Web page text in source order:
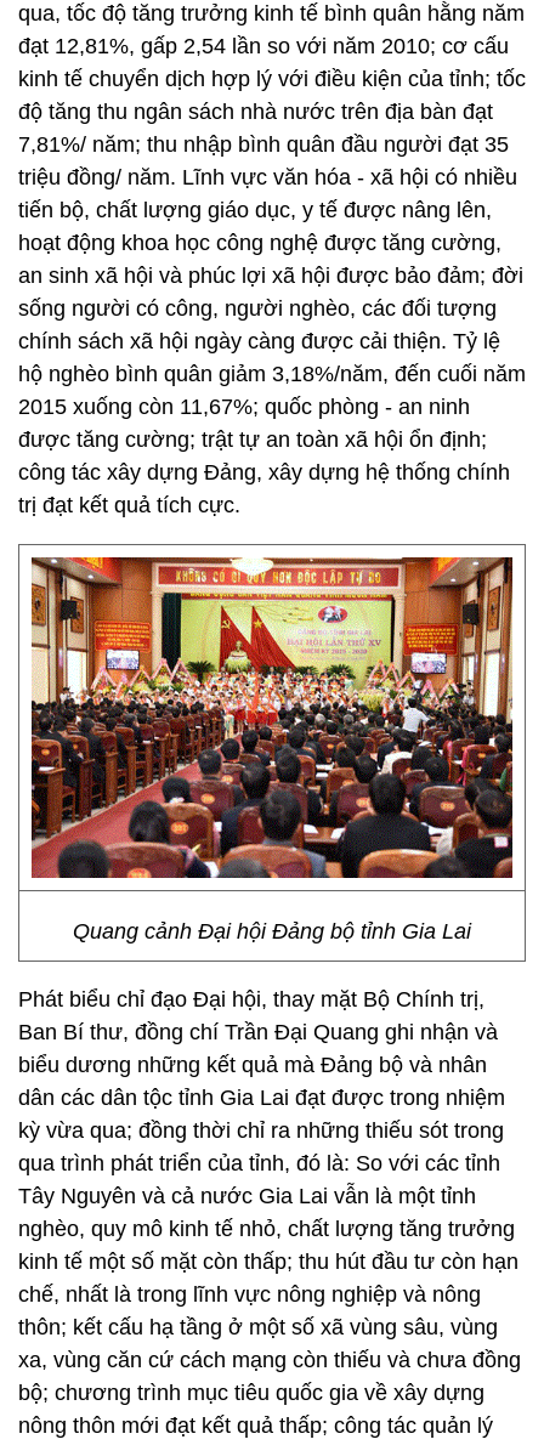
qua, tốc độ tăng trưởng kinh tế bình quân hằng năm
đạt 12,81%, gấp 2,54 lần so với năm 2010; cơ cấu
kinh tế chuyển dịch hợp lý với điều kiện của tỉnh; tốc
độ tăng thu ngân sách nhà nước trên địa bàn đạt
7,81%/ năm; thu nhập bình quân đầu người đạt 35
triệu đồng/ năm. Lĩnh vực văn hóa - xã hội có nhiều
tiến bộ, chất lượng giáo dục, y tế được nâng lên,
hoạt động khoa học công nghệ được tăng cường,
an sinh xã hội và phúc lợi xã hội được bảo đảm; đời
sống người có công, người nghèo, các đối tượng
chính sách xã hội ngày càng được cải thiện. Tỷ lệ
hộ nghèo bình quân giảm 3,18%/năm, đến cuối năm
2015 xuống còn 11,67%; quốc phòng - an ninh
được tăng cường; trật tự an toàn xã hội ổn định;
công tác xây dựng Đảng, xây dựng hệ thống chính
trị đạt kết quả tích cực.
Quang cảnh Đại hội Đảng bộ tỉnh Gia Lai
Phát biểu chỉ đạo Đại hội, thay mặt Bộ Chính trị,
Ban Bí thư, đồng chí Trần Đại Quang ghi nhận và
biểu dương những kết quả mà Đảng bộ và nhân
dân các dân tộc tỉnh Gia Lai đạt được trong nhiệm
kỳ vừa qua; đồng thời chỉ ra những thiếu sót trong
qua trình phát triển của tỉnh, đó là: So với các tỉnh
Tây Nguyên và cả nước Gia Lai vẫn là một tỉnh
nghèo, quy mô kinh tế nhỏ, chất lượng tăng trưởng
kinh tế một số mặt còn thấp; thu hút đầu tư còn hạn
chế, nhất là trong lĩnh vực nông nghiệp và nông
thôn; kết cấu hạ tầng ở một số xã vùng sâu, vùng
xa, vùng căn cứ cách mạng còn thiếu và chưa đồng
bộ; chương trình mục tiêu quốc gia về xây dựng
nông thôn mới đạt kết quả thấp; công tác quản lý